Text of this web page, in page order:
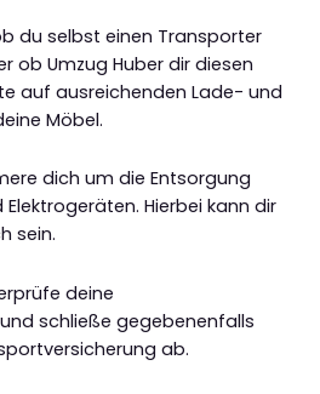
du selbst einen Transporter
ob Umzug Huber dir diesen
auf ausreichenden Lade- und
Möbel.
dich um die Entsorgung
Hierbei kann dir
sein.
deine
schließe gegebenenfalls
ab.